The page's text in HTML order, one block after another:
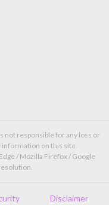
not responsible for any loss or
information on this site.
/ Mozilla Firefox / Google
Disclaimer